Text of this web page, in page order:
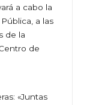
a cabo la
a las
de la
de
«Juntas